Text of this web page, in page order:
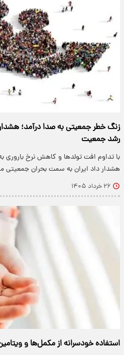
زنگ خطر جمعیتی به صدا درآمد؛
رشد جمعیت
هشدار داد ایران به سمت بحران
۲۶ خرداد ۱۴۰۵
استفاده خودسرانه از مکمل‌ها و